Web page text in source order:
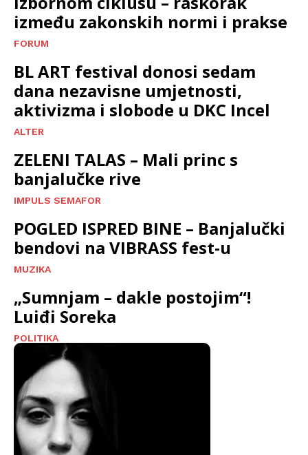
između zakonskih normi i prakse
FORUM
BL ART festival donosi sedam
dana nezavisne umjetnosti,
aktivizma i slobode u DKC Incel
ALTER
ZELENI TALAS – Mali princ s
banjalučke rive
IMPULS SEMAFOR
POGLED ISPRED BINE – Banjalučki
bendovi na VIBRASS fest-u
MUZIKA
„Sumnjam – dakle postojim“!
Luiđi Soreka
POLITIKA